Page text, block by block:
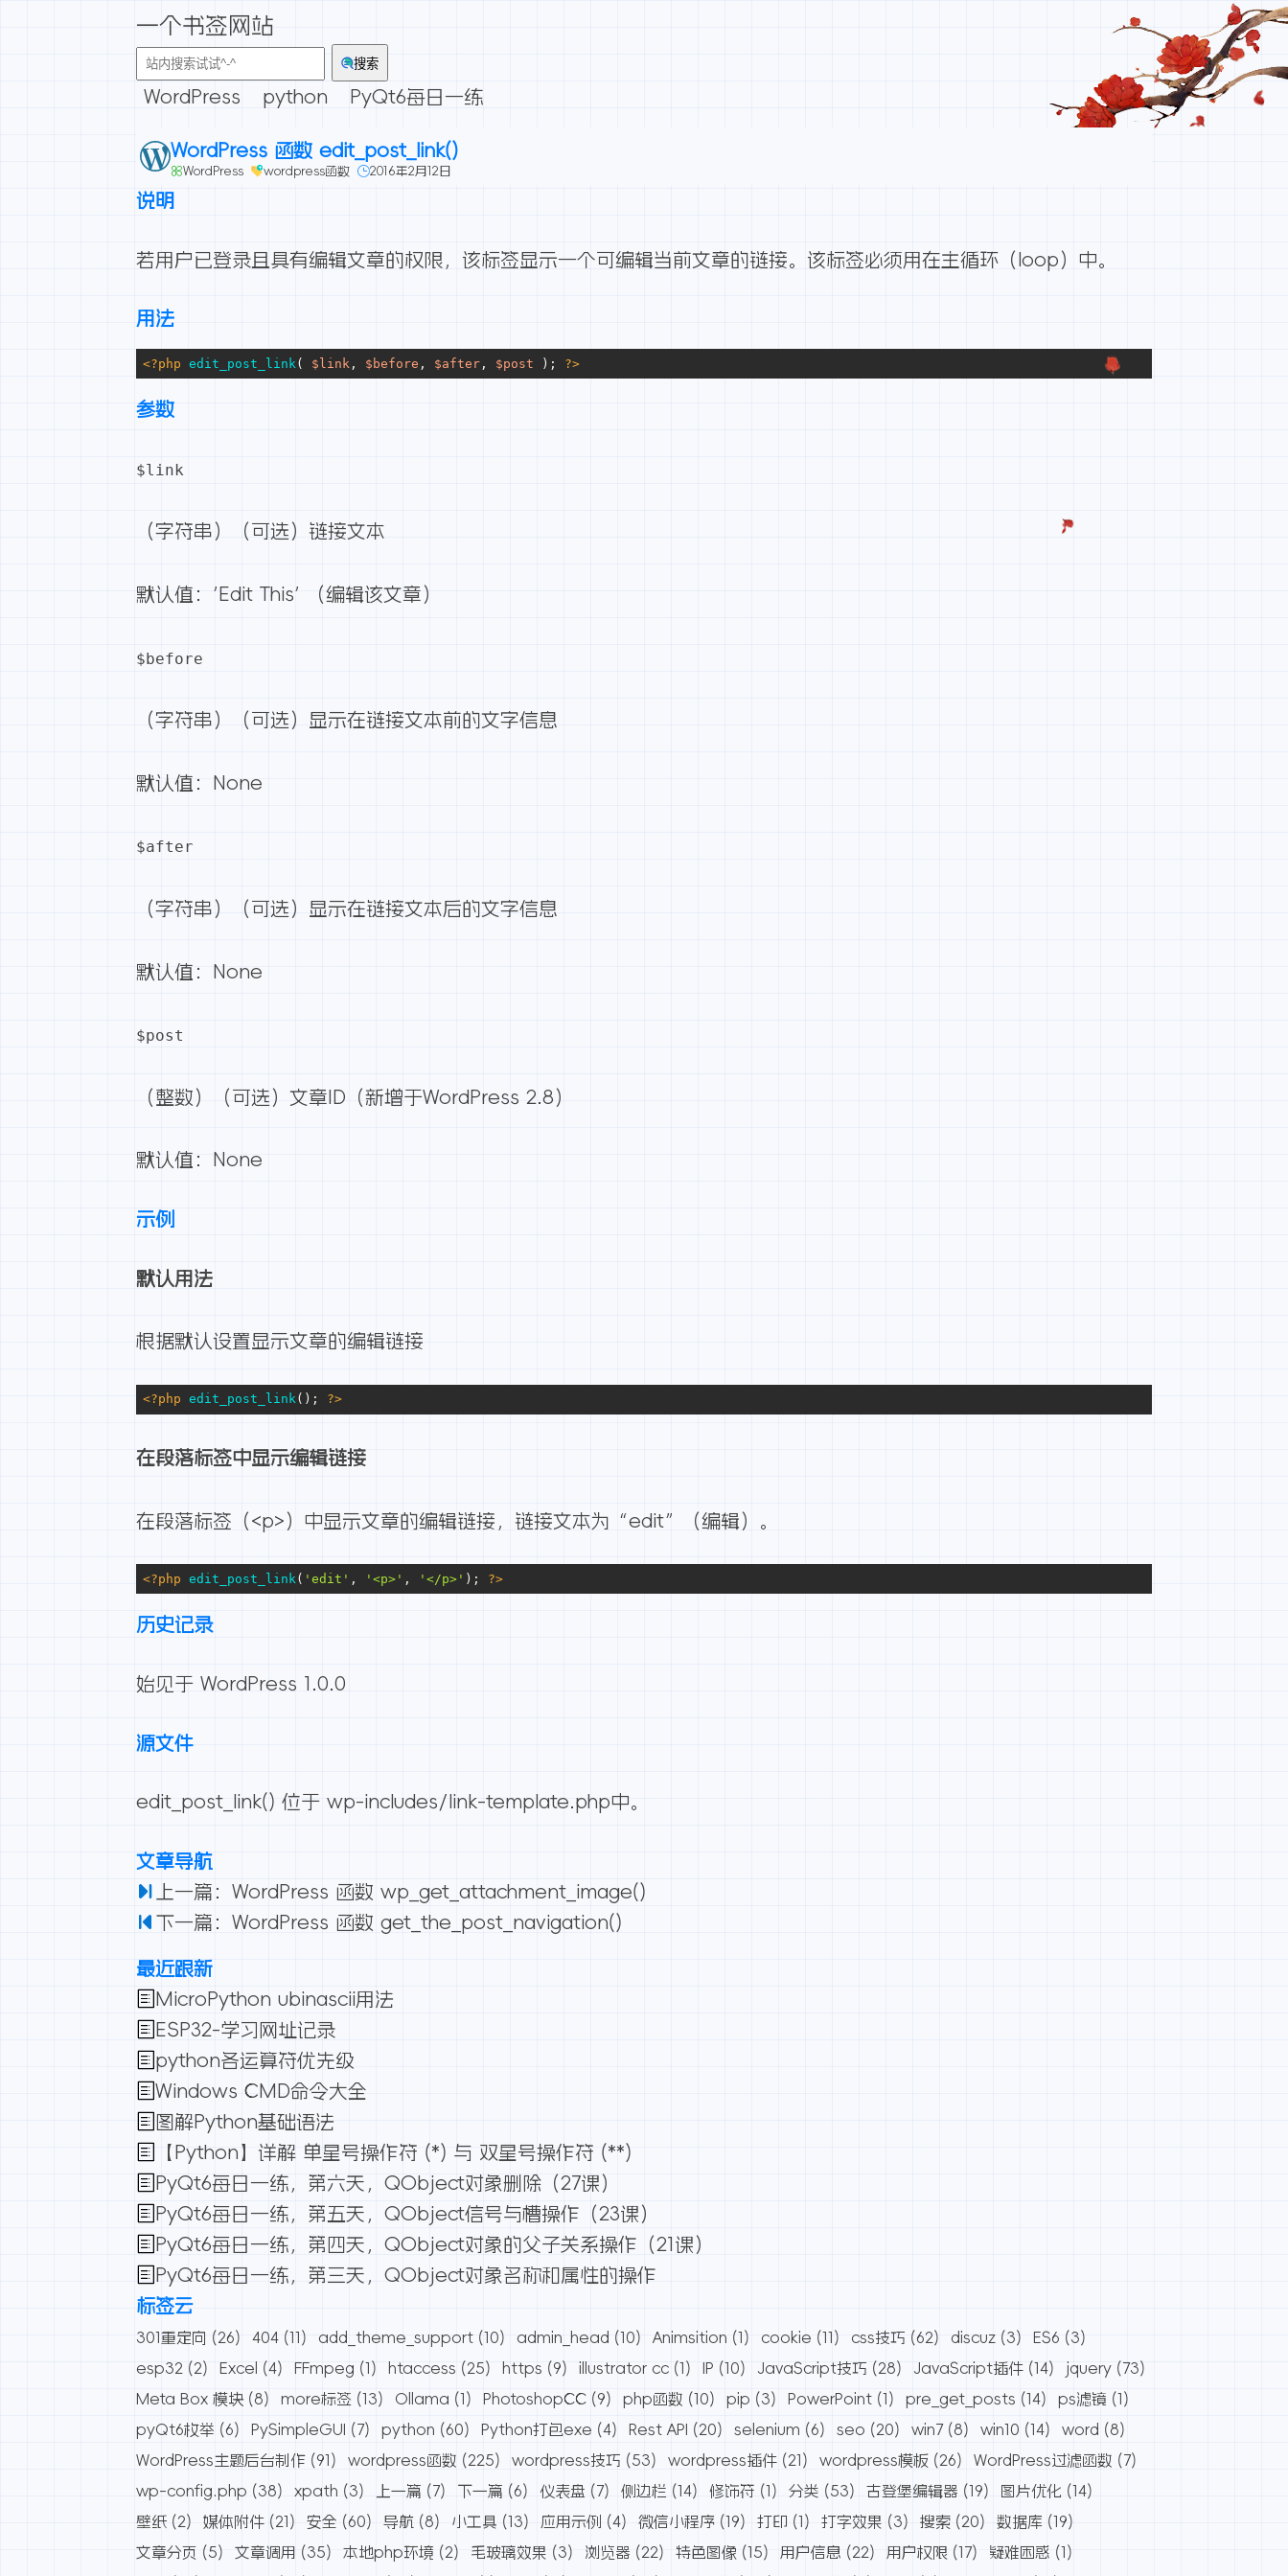
一个书签网站
搜索
WordPress python PyQt6每日一练
WordPress 函数 edit_post_link()
WordPress wordpress函数 2016年2月12日
说明
若用户已登录且具有编辑文章的权限，该标签显示一个可编辑当前文章的链接。该标签必须用在主循环（loop）中。
用法
<?php edit_post_link ( $link , $before , $after, $post ); ?>
参数
$link
（字符串）（可选）链接文本
默认值：’Edit This’ （编辑该文章）
$before
（字符串）（可选）显示在链接文本前的文字信息
默认值：None
$after
（字符串）（可选）显示在链接文本后的文字信息
默认值：None
$post
（整数）（可选）文章ID（新增于WordPress 2.8）
默认值：None
示例
默认用法
根据默认设置显示文章的编辑链接
<?php edit_post_link(); ?>
在段落标签中显示编辑链接
在段落标签（<p>）中显示文章的编辑链接，链接文本为“edit”（编辑）。
<?php edit_post_link ( 'edit' , '<p>' , '</p>' ); ?>
历史记录
始见于 WordPress 1.0.0
源文件
edit_post_link() 位于 wp-includes/link-template.php中。
文章导航
上一篇：WordPress 函数 wp_get_attachment_image()
下一篇：WordPress 函数 get_the_post_navigation()
最近跟新
MicroPython ubinascii用法
ESP32-学习网址记录
python各运算符优先级
Windows CMD命令大全
图解Python基础语法
【Python】详解 单星号操作符 (*) 与 双星号操作符 (**)
PyQt6每日一练，第六天，QObject对象删除（27课）
PyQt6每日一练，第五天，QObject信号与槽操作（23课）
PyQt6每日一练，第四天，QObject对象的父子关系操作（21课）
PyQt6每日一练，第三天，QObject对象名称和属性的操作
标签云
301重定向 (26) 404 (11) add_theme_support (10) admin_head (10) Animsition (1) cookie (11) css技巧 (62) discuz (3) ES6 (3)
esp32 (2) Excel (4) FFmpeg (1) htaccess (25) https (9) illustrator cc (1) IP (10) JavaScript技巧 (28) JavaScript插件 (14) jquery (73)
Meta Box 模块 (8) more标签 (13) Ollama (1) PhotoshopCC (9) php函数 (10) pip (3) PowerPoint (1) pre_get_posts (14) ps滤镜 (1)
pyQt6枚举 (6) PySimpleGUI (7) python (60) Python打包exe (4) Rest API (20) selenium (6) seo (20) win7 (8) win10 (14) word (8)
WordPress主题后台制作 (91) wordpress函数 (225) wordpress技巧 (53) wordpress插件 (21) wordpress模板 (26) WordPress过滤函数 (7)
wp-config.php (38) xpath (3) 上一篇 (7) 下一篇 (6) 仪表盘 (7) 侧边栏 (14) 修饰符 (1) 分类 (53) 古登堡编辑器 (19) 图片优化 (14)
壁纸 (2) 媒体附件 (21) 安全 (60) 导航 (8) 小工具 (13) 应用示例 (4) 微信小程序 (19) 打印 (1) 打字效果 (3) 搜索 (20) 数据库 (19)
文章分页 (5) 文章调用 (35) 本地php环境 (2) 毛玻璃效果 (3) 浏览器 (22) 特色图像 (15) 用户信息 (22) 用户权限 (17) 疑难困惑 (1)